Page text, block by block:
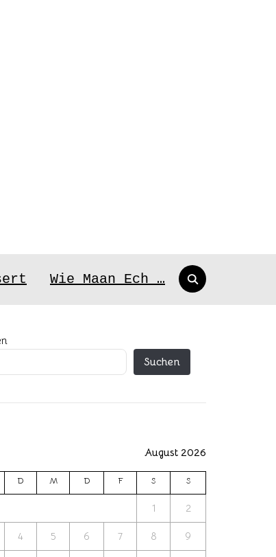
Search
for:
Wie Maan Ech …
Suchen
August 2026
D M D F S S
1 2
4 5 6 7 8 9